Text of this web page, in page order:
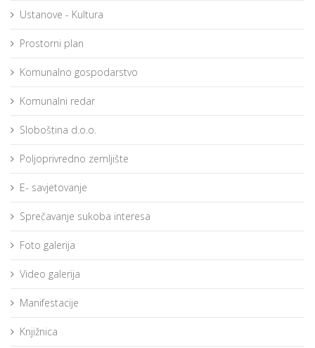
Ustanove - Kultura
Prostorni plan
Komunalno gospodarstvo
Komunalni redar
Sloboština d.o.o.
Poljoprivredno zemljište
E- savjetovanje
Sprečavanje sukoba interesa
Foto galerija
Video galerija
Manifestacije
Knjižnica